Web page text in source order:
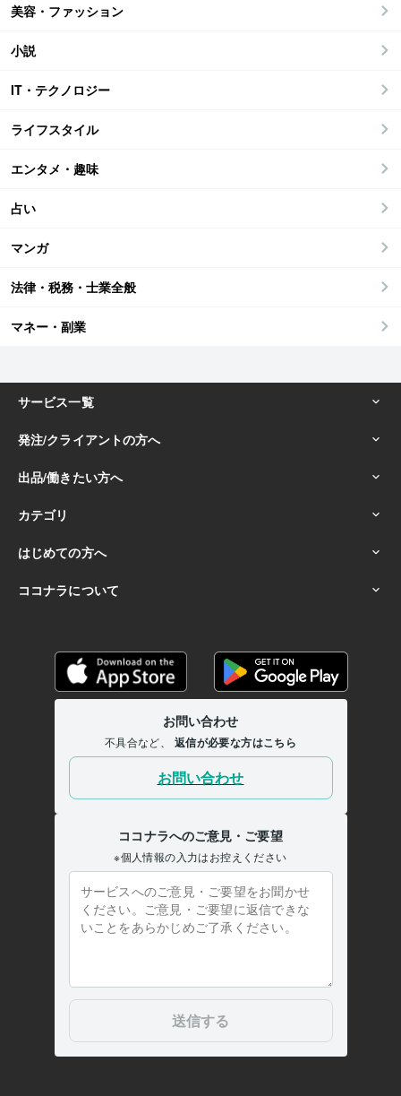
美容・ファッション
小説
IT・テクノロジー
ライフスタイル
エンタメ・趣味
占い
マンガ
法律・税務・士業全般
マネー・副業